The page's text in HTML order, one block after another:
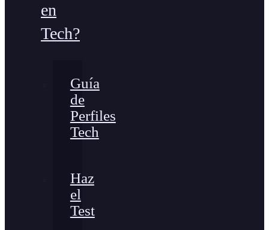
en
Tech?
Guía
de
Perfiles
Tech
Haz
el
Test